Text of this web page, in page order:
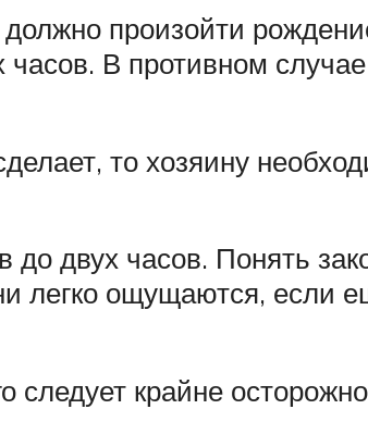
должно произойти
В противном случае
то хозяину
до двух часов. Понять
легко ощущаются, если
следует крайне осторожно